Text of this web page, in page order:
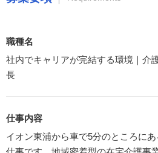
職種名
社内でキャリアが完結する環境｜介
長
仕事内容
イオン東浦から車で5分のところに